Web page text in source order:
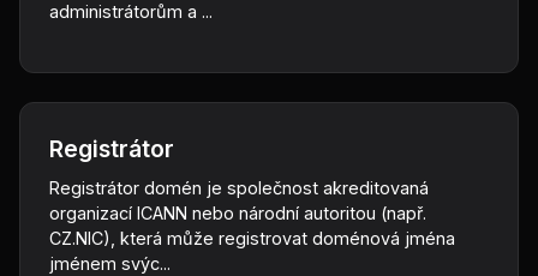
administrátorům a ...
Registrátor
Registrátor domén je společnost akreditovaná
organizací ICANN nebo národní autoritou (např.
CZ.NIC), která může registrovat doménová jména
jménem svýc...